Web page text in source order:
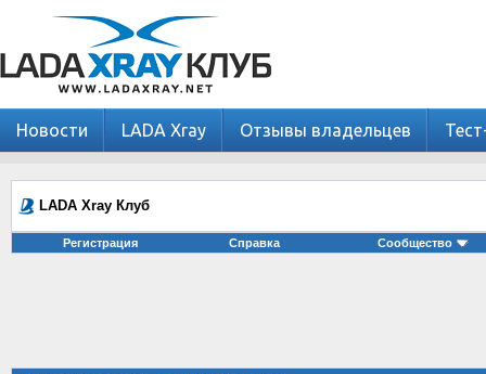
Новости LADA Xray Отзывы владельцев
LADA Xray Клуб
Регистрация Справка Сообщество